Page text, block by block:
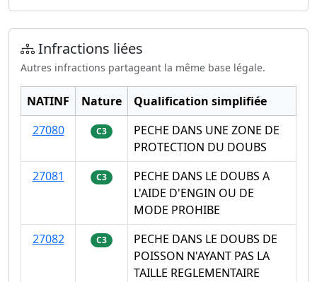
Infractions liées
Autres infractions partageant la même base légale.
NATINF Nature
Qualification simplifiée
27080
C3
PECHE DANS UNE ZONE DE
PROTECTION DU DOUBS
27081
C3
PECHE DANS LE DOUBS A
L'AIDE D'ENGIN OU DE
MODE PROHIBE
27082
C3
PECHE DANS LE DOUBS DE
POISSON N'AYANT PAS LA
TAILLE REGLEMENTAIRE